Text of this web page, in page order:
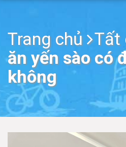
Trang chủ Tất
ăn yến sào có
không